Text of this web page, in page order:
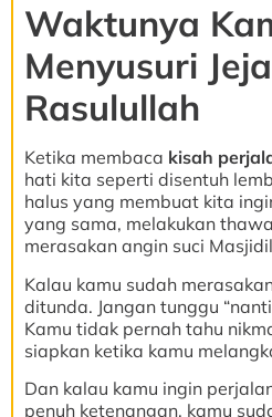
Waktunya
Menyusuri
Rasulullah
Ketika membaca kisah
hati kita seperti disentuh
halus yang membuat kita
yang sama, melakukan
merasakan angin suci
Kalau kamu sudah
ditunda. Jangan tunggu
Kamu tidak pernah tahu
siapkan ketika kamu
Dan kalau kamu ingin
penuh ketenangan, kamu